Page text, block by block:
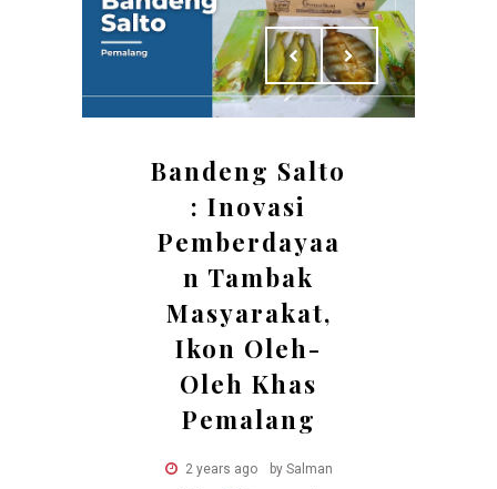
Bandeng Salto
: Inovasi
Pemberdayaa
n Tambak
Masyarakat,
Ikon Oleh-
Oleh Khas
Pemalang
2 years ago
by Salman